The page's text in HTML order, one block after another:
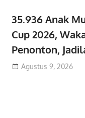
35.936 Anak
Cup 2026,
Penonton,
Agustus 9, 2026